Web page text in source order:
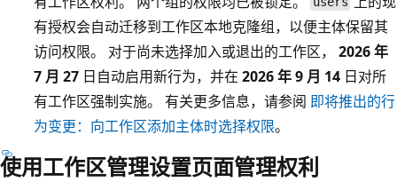
有授权会自动迁移到工作区本地克隆组，以便主体保留其
访问权限。 对于尚未选择加入或退出的工作区， 2026 年
7 月 27 日自动启用新行为，并在 2026 年 9 月 14 日对所
有工作区强制实施。 有关更多信息，请参阅 即将推出的行
为变更：向工作区添加主体时选择权限。
使用工作区管理设置页面管理权利